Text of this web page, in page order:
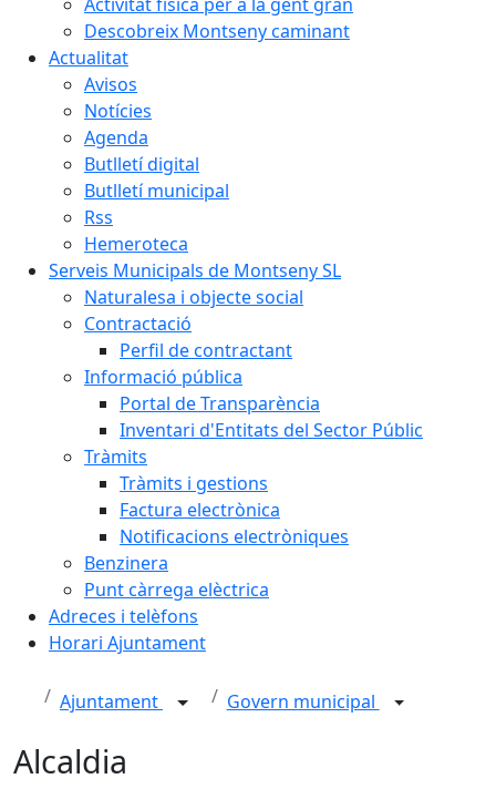
Descobreix Montseny caminant
Actualitat
Avisos
Notícies
Agenda
Butlletí digital
Butlletí municipal
Rss
Hemeroteca
Serveis Municipals de Montseny SL
Naturalesa i objecte social
Contractació
Perfil de contractant
Informació pública
Portal de Transparència
Inventari d'Entitats del Sector Públic
Tràmits
Tràmits i gestions
Factura electrònica
Notificacions electròniques
Benzinera
Punt càrrega elèctrica
Adreces i telèfons
Horari Ajuntament
Ajuntament Govern municipal
Alcaldia